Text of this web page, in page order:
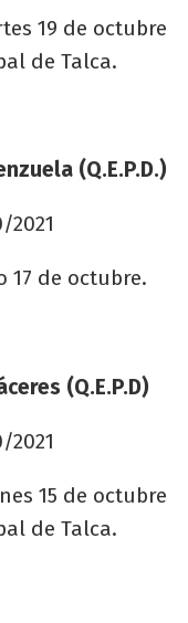
19 de octubre
de Talca.
(Q.E.P.D.)
2021
17 de octubre.
(Q.E.P.D)
2021
15 de octubre
de Talca.